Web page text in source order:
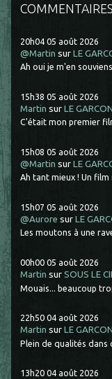
20h04 05 août 2026
@Martin surLE
Ah oui je m'en
15h38 05 août 2026
Martin surLE
C'était mon premier
15h08 05 août 2026
@Martin surLE
Ah tant mieux ! Un
15h07 05 août 2026
@Aurore surLE
Les moutons à une
00h00 05 août 2026
Martin surSOUS LE
Mouais... beaucoup
22h50 04 août 2026
Martin surLE
Plein de qualités dans
13h20 04 août 2026